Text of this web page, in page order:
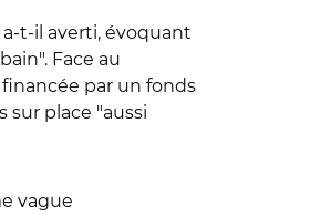
t-il averti, évoquant
Face au
par un fonds
place "aussi
vague